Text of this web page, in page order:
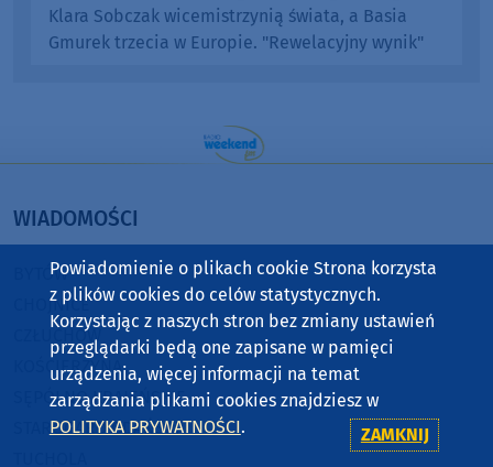
Klara Sobczak wicemistrzynią świata, a Basia
Gmurek trzecia w Europie. "Rewelacyjny wynik"
WIADOMOŚCI
BYTÓW
CHOJNICE
CZŁUCHÓW
KOŚCIERZYNA
SĘPÓLNO KRAJEŃSKIE
STAROGARD GDAŃSKI
Powiadomienie o plikach cookie Strona korzysta
z plików cookies do celów statystycznych.
Korzystając z naszych stron bez zmiany ustawień
przeglądarki będą one zapisane w pamięci
urządzenia, więcej informacji na temat
zarządzania plikami cookies znajdziesz w
POLITYKA PRYWATNOŚCI. ZAMKNIJ